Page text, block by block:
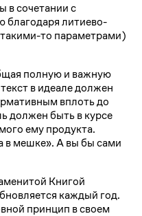
в сочетании с
литиево-
то параметрами)
полную и важную
в идеале должен
вплоть до
должен быть в курсе
ему продукта.
в мешке». А вы бы сами
Книгой
каждый год.
принцип в своем